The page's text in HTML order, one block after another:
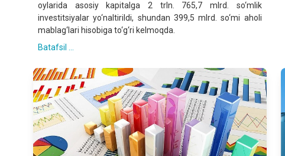
oylarida asosiy kapitalga 2 trln. 765,7 mlrd. so‘mlik
investitsiyalar yo‘naltirildi, shundan 399,5 mlrd. so‘mi aholi
mablag‘lari hisobiga to‘g‘ri kelmoqda.
Batafsil ...